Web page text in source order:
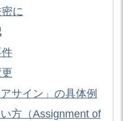
に
サイン」の具体例
方（Assignment of